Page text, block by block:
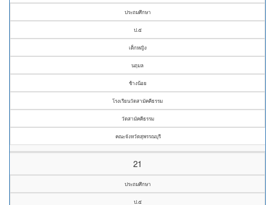
ประถมศึกษา
ป.๕
เด็กหญิง
นฤมล
ช้างน้อย
โรงเรียนวัดสามัคคีธรรม
วัดสามัคคีธรรม
คณะจังหวัดสุพรรณบุรี
21
ประถมศึกษา
ป.๕